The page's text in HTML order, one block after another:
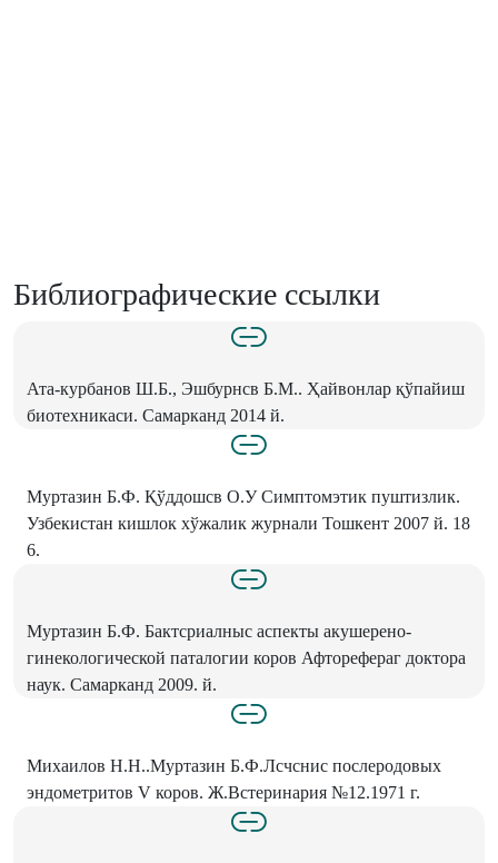
Библиографические ссылки
Ата-курбанов Ш.Б., Эшбурнсв Б.М.. Ҳайвонлар қўпайиш
биотехникаси. Самарканд 2014 й.
Муртазин Б.Ф. Қўддошсв О.У Симптомэтик пуштизлик.
Узбекистан кишлок хўжалик журнали Тошкент 2007 й. 18
6.
Муртазин Б.Ф. Бактсриалныс аспекты акушерено-
гинекологической паталогии коров Афторефераг доктора
наук. Самарканд 2009. й.
Михаилов Н.Н..Муртазин Б.Ф.Лсчснис послеродовых
эндометритов V коров. Ж.Встеринария №12.1971 г.